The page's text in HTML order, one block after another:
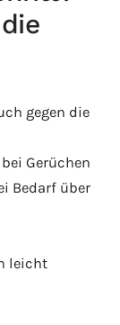
gegen die
Gerüchen
Bedarf über
leicht